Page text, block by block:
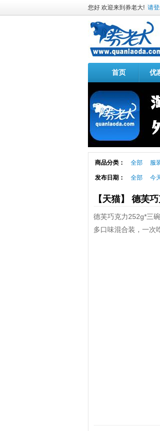
您好 欢迎来到券老大! 请
首页 优
商品分类： 全部 服
发布日期： 全部 今
【天猫】 德芙
德芙巧克力252g*三
多口味混合装，一次